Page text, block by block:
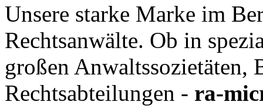
Unsere starke Marke im
Rechtsanwälte. Ob in
großen Anwaltssozietäten,
Rechtsabteilungen - ra-